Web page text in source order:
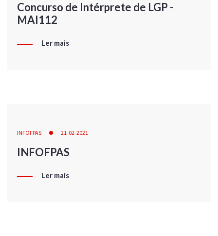
Concurso de Intérprete de LGP -
MAI112
Ler mais
INFOFPAS 21-02-2021
INFOFPAS
Ler mais